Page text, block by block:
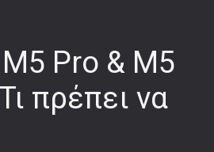
Pro & M5
πρέπει να